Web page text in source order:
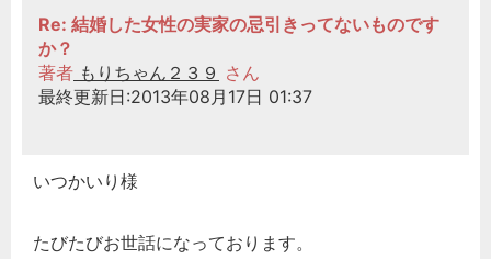
Re: 結婚した女性の実家の忌引きってないものです
か？
著者 もりちゃん２３９ さん
最終更新日:2013年08月17日 01:37
いつかいり様
たびたびお世話になっております。